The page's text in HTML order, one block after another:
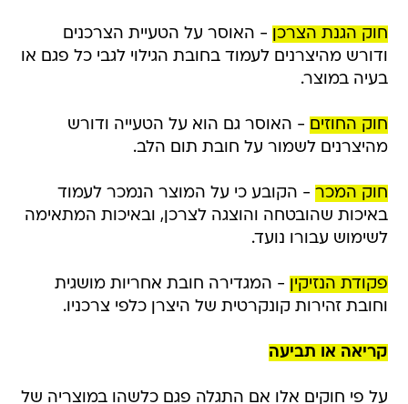
חוק הגנת הצרכן - האוסר על הטעיית הצרכנים
ודורש מהיצרנים לעמוד בחובת הגילוי לגבי כל פגם או
בעיה במוצר.
חוק החוזים - האוסר גם הוא על הטעייה ודורש
מהיצרנים לשמור על חובת תום הלב.
חוק המכר - הקובע כי על המוצר הנמכר לעמוד
באיכות שהובטחה והוצגה לצרכן, ובאיכות המתאימה
לשימוש עבורו נועד.
פקודת הנזיקין - המגדירה חובת אחריות מושגית
וחובת זהירות קונקרטית של היצרן כלפי צרכניו.
קריאה או תביעה
על פי חוקים אלו אם התגלה פגם כלשהו במוצריה של